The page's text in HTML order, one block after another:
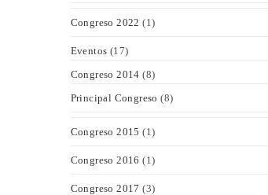
Congreso 2022 (1)
Eventos (17)
Congreso 2014 (8)
Principal Congreso (8)
Congreso 2015 (1)
Congreso 2016 (1)
Congreso 2017 (3)